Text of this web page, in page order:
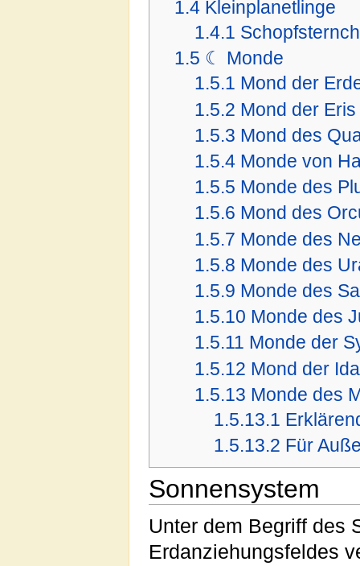
1.4 Kleinplanetlinge
1.4.1
1.5 ☾ Monde
1.5.1 Mond der
1.5.2 Mond der Eris
1.5.3 Mond des
1.5.4 Monde von
1.5.5 Monde des
1.5.6 Mond des
1.5.7 Monde des
1.5.8 Monde des
1.5.9 Monde des
1.5.10 Monde des
1.5.11 Monde der
1.5.12 Mond der Ida
1.5.13 Monde des
1.5.13.1
1.5.13.2 Für
Sonnensystem
Unter dem Begriff des
Erdanziehungsfeldes